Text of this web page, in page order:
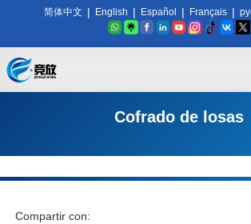
简体中文 | English | Español | Français |
Cofrado de losas
Compartir con: